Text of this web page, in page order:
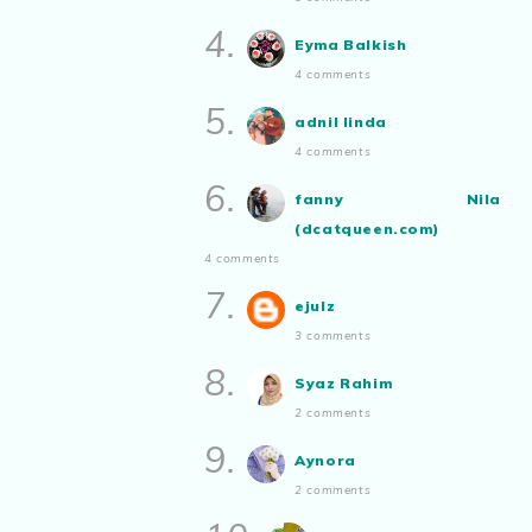
Aynoracommented on
tiktok mencipta sajak:“Siapa yg ada
bakat tu bolehlah try.. ayuh!
4. Eyma Balkish
4 comments
5. adnil linda
4 comments
6.
fanny Nila
(dcatqueen.com)
4 comments
7. ejulz
3 comments
8. Syaz Rahim
2 comments
9. Aynora
2 comments